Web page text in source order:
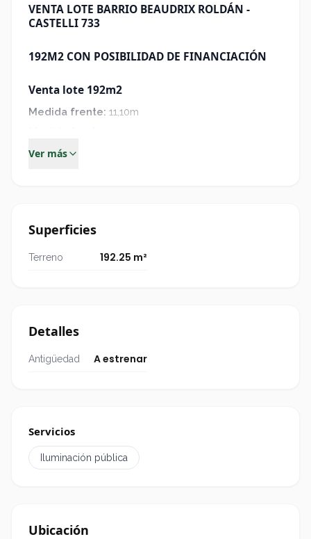
VENTA LOTE BARRIO BEAUDRIX ROLDÁN -
CASTELLI 733
192M2 CON POSIBILIDAD DE FINANCIACIÓN
Venta lote 192m2
Medida frente: 11,10m
Con escritura y posesión inmediata.
Ver más
Superficies
Terreno 192.25 m²
Detalles
Antigüedad A estrenar
Servicios
Iluminación pública
Ubicación